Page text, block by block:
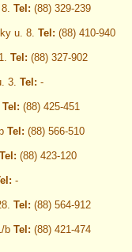
Tel: (88) 329-239
u. 8. Tel: (88) 410-940
Tel: (88) 327-902
3. Tel: -
Tel: (88) 425-451
Tel: (88) 566-510
Tel: (88) 423-120
-
Tel: (88) 564-912
b Tel: (88) 421-474